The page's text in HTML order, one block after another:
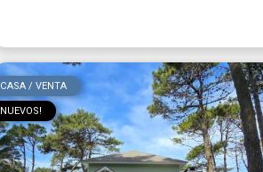
CASA / VENTA
NUEVOS!